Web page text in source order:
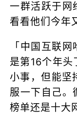
一群活跃于网
看看他们今年
「中国互联
是第16个年头
小事，但能坚
服一下自己。
榜单还是十大